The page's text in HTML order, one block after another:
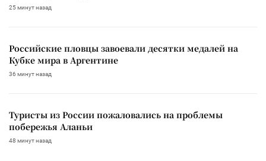
25 минут назад
Российские пловцы завоевали десятки медалей на
Кубке мира в Аргентине
36 минут назад
Туристы из России пожаловались на проблемы
побережья Аланьи
48 минут назад